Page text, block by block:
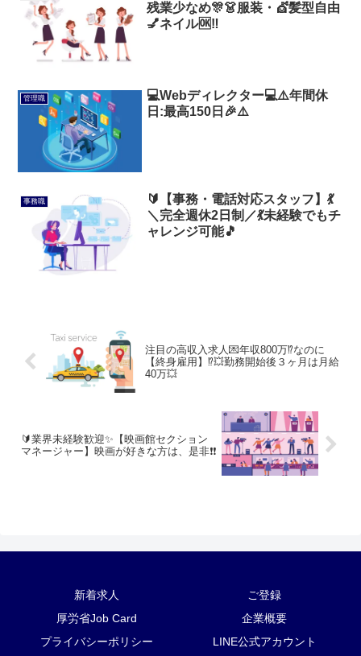
残業少なめ🎊👗服装・💇髪型自由
💅ネイル🆗‼️
管理職
💻️Webディレクター💻️⚠️年間休
日:最高150日🎉⚠️
事務職
🔰【事務・電話対応スタッフ】💃
＼完全週休2日制／💃未経験でもチ
ャレンジ可能🎵
注目の高収入求人💌年収800万⁉️なのに
【終身雇用】⁉️💥勤務開始後３ヶ月は月給
40万💥
🔰業界未経験歓迎✨️【映画館セクション
マネージャー】映画が好きな方は、是非❗❗
新着求人
ご登録
厚労省Job Card
企業概要
プライバシーポリシー
LINE公式アカウント